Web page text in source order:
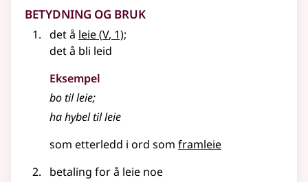
Betydning og bruk
det å leie(5
V, 1);
det å bli leid
Eksempel
bo tilleie;
ha hybel tilleie
som etterledd i ord som framleie
betaling for å leie noe